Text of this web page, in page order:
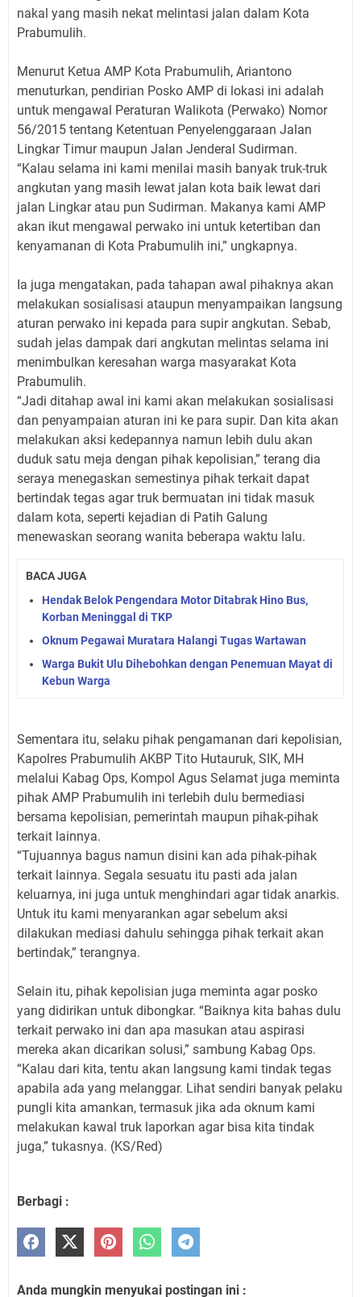
nakal yang masih nekat melintasi jalan dalam Kota
Prabumulih.
Menurut Ketua AMP Kota Prabumulih, Ariantono
menuturkan, pendirian Posko AMP di lokasi ini adalah
untuk mengawal Peraturan Walikota (Perwako) Nomor
56/2015 tentang Ketentuan Penyelenggaraan Jalan
Lingkar Timur maupun Jalan Jenderal Sudirman.
“Kalau selama ini kami menilai masih banyak truk-truk
angkutan yang masih lewat jalan kota baik lewat dari
jalan Lingkar atau pun Sudirman. Makanya kami AMP
akan ikut mengawal perwako ini untuk ketertiban dan
kenyamanan di Kota Prabumulih ini,” ungkapnya.
Ia juga mengatakan, pada tahapan awal pihaknya akan
melakukan sosialisasi ataupun menyampaikan langsung
aturan perwako ini kepada para supir angkutan. Sebab,
sudah jelas dampak dari angkutan melintas selama ini
menimbulkan keresahan warga masyarakat Kota
Prabumulih.
“Jadi ditahap awal ini kami akan melakukan sosialisasi
dan penyampaian aturan ini ke para supir. Dan kita akan
melakukan aksi kedepannya namun lebih dulu akan
duduk satu meja dengan pihak kepolisian,” terang dia
seraya menegaskan semestinya pihak terkait dapat
bertindak tegas agar truk bermuatan ini tidak masuk
dalam kota, seperti kejadian di Patih Galung
menewaskan seorang wanita beberapa waktu lalu.
BACA JUGA
Hendak Belok Pengendara Motor Ditabrak Hino Bus,
Korban Meninggal di TKP
Oknum Pegawai Muratara Halangi Tugas Wartawan
Warga Bukit Ulu Dihebohkan dengan Penemuan Mayat di
Kebun Warga
Sementara itu, selaku pihak pengamanan dari kepolisian,
Kapolres Prabumulih AKBP Tito Hutauruk, SIK, MH
melalui Kabag Ops, Kompol Agus Selamat juga meminta
pihak AMP Prabumulih ini terlebih dulu bermediasi
bersama kepolisian, pemerintah maupun pihak-pihak
terkait lainnya.
“Tujuannya bagus namun disini kan ada pihak-pihak
terkait lainnya. Segala sesuatu itu pasti ada jalan
keluarnya, ini juga untuk menghindari agar tidak anarkis.
Untuk itu kami menyarankan agar sebelum aksi
dilakukan mediasi dahulu sehingga pihak terkait akan
bertindak,” terangnya.
Selain itu, pihak kepolisian juga meminta agar posko
yang didirikan untuk dibongkar. “Baiknya kita bahas dulu
terkait perwako ini dan apa masukan atau aspirasi
mereka akan dicarikan solusi,” sambung Kabag Ops.
“Kalau dari kita, tentu akan langsung kami tindak tegas
apabila ada yang melanggar. Lihat sendiri banyak pelaku
pungli kita amankan, termasuk jika ada oknum kami
melakukan kawal truk laporkan agar bisa kita tindak
juga,” tukasnya. (KS/Red)
Berbagi :
Anda mungkin menyukai postingan ini :